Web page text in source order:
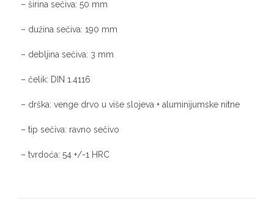
– širina sečiva: 50 mm
– dužina sečiva: 190 mm
– debljina sečiva: 3 mm
– čelik: DIN 1.4116
– drška: venge drvo u više slojeva + aluminijumske nitne
– tip sečiva: ravno sečivo
– tvrdoća: 54 +/-1 HRC